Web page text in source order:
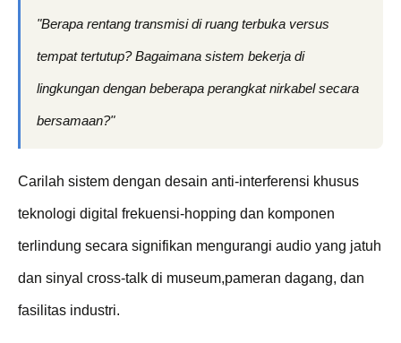
"Berapa rentang transmisi di ruang terbuka versus
tempat tertutup? Bagaimana sistem bekerja di
lingkungan dengan beberapa perangkat nirkabel secara
bersamaan?"
Carilah sistem dengan desain anti-interferensi khusus
teknologi digital frekuensi-hopping dan komponen
terlindung secara signifikan mengurangi audio yang jatuh
dan sinyal cross-talk di museum,pameran dagang, dan
fasilitas industri.